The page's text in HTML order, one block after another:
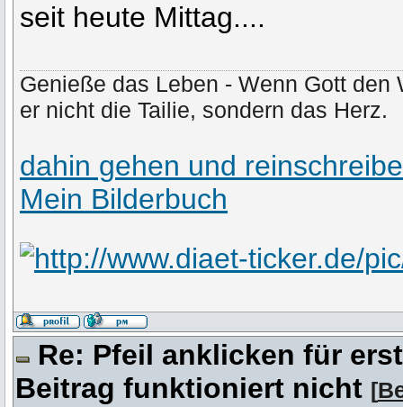
seit heute Mittag....
Genieße das Leben - Wenn Gott
er nicht die Tailie, sondern das Herz.
dahin gehen und
Mein Bilderbuch
Re: Pfeil anklicken für
Beitrag funktioniert nicht [